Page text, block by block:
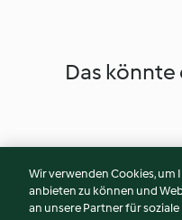
Das
Wir verwenden Cookies, um
anbieten zu können und
an unsere Partner für